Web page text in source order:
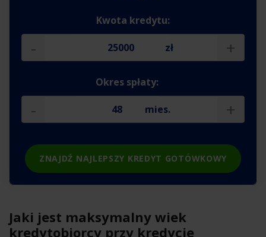
Kwota kredytu:
- zł +
Okres spłaty:
- mies. +
ZNAJDŹ NAJLEPSZY KREDYT GOTÓWKOWY
Jaki jest maksymalny wiek
kredytobiorcy przy kredycie